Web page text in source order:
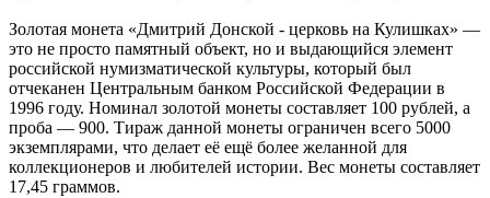
Золотая монета «Дмитрий Донской - церковь на Кулишках» —
это не просто памятный объект, но и выдающийся элемент
российской нумизматической культуры, который был
отчеканен Центральным банком Российской Федерации в
1996 году. Номинал золотой монеты составляет 100 рублей, а
проба — 900. Тираж данной монеты ограничен всего 5000
экземплярами, что делает её ещё более желанной для
коллекционеров и любителей истории. Вес монеты составляет
17,45 граммов.